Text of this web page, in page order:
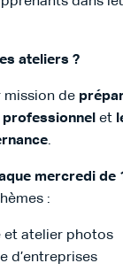
ateliers ?
mission de
et
.
mercredi de
:
et atelier photos
d’entreprises